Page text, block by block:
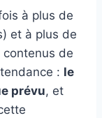
à plus de
et à plus de
de
: le
prévu, et